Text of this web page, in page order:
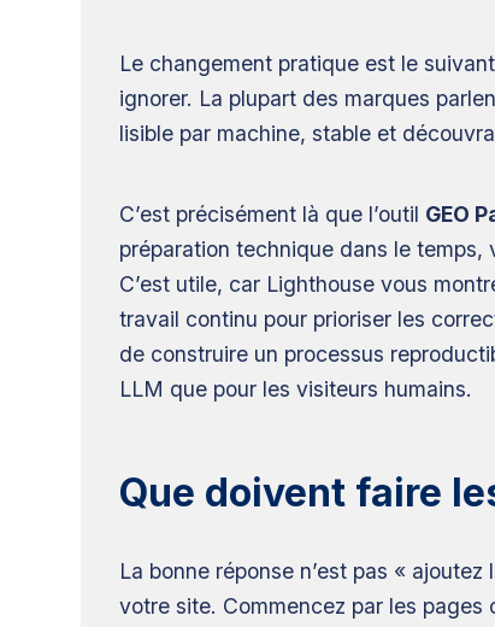
Le changement pratique est le
ignorer. La plupart des marques
lisible par machine, stable et
C’est précisément là que l’outil GEO
préparation technique dans le
C’est utile, car Lighthouse vous
travail continu pour prioriser les
de construire un processus
LLM que pour les visiteurs humains.
Que doivent faire
La bonne réponse n’est pas «
votre site. Commencez par les